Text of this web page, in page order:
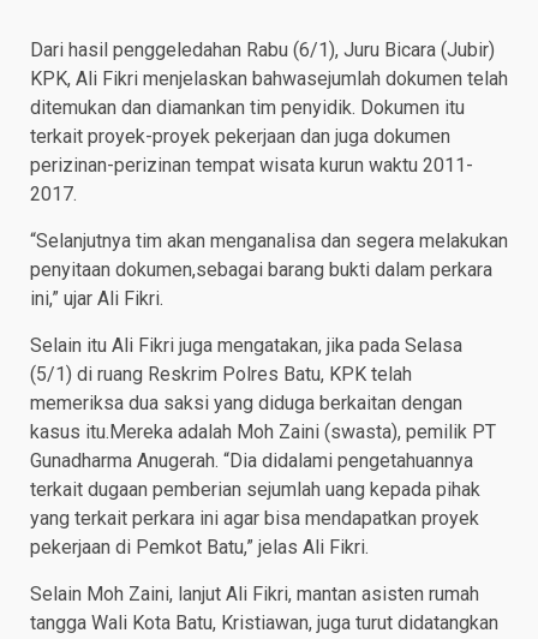
Dari hasil penggeledahan Rabu (6/1), Juru Bicara (Jubir)
KPK, Ali Fikri menjelaskan bahwasejumlah dokumen telah
ditemukan dan diamankan tim penyidik. Dokumen itu
terkait proyek-proyek pekerjaan dan juga dokumen
perizinan-perizinan tempat wisata kurun waktu 2011-
2017.
“Selanjutnya tim akan menganalisa dan segera melakukan
penyitaan dokumen,sebagai barang bukti dalam perkara
ini,” ujar Ali Fikri.
Selain itu Ali Fikri juga mengatakan, jika pada Selasa
(5/1) di ruang Reskrim Polres Batu, KPK telah
memeriksa dua saksi yang diduga berkaitan dengan
kasus itu.Mereka adalah Moh Zaini (swasta), pemilik PT
Gunadharma Anugerah. “Dia didalami pengetahuannya
terkait dugaan pemberian sejumlah uang kepada pihak
yang terkait perkara ini agar bisa mendapatkan proyek
pekerjaan di Pemkot Batu,” jelas Ali Fikri.
Selain Moh Zaini, lanjut Ali Fikri, mantan asisten rumah
tangga Wali Kota Batu, Kristiawan, juga turut didatangkan